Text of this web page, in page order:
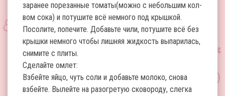
заранее порезанные томаты(можно с небольшим кол-
вом сока) и потушите всё немного под крышкой.
Посолите, попечите. Добавьте чили, потушите всё без
крышки немного чтобы лишняя жидкость выпарилась,
снимите с плиты.
Сделайте омлет:
Взбейте яйцо, чуть соли и добавьте молоко, снова
взбейте. Вылейте на разогретую сковороду, слегка